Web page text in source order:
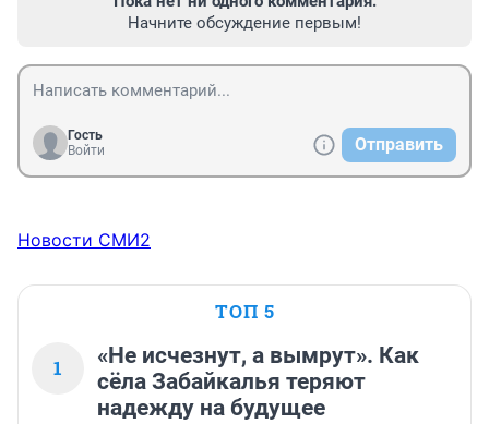
Начните обсуждение первым!
Гость
Войти
Отправить
Новости СМИ2
ТОП 5
1
«Не исчезнут, а вымрут». Как
сёла Забайкалья теряют
надежду на будущее